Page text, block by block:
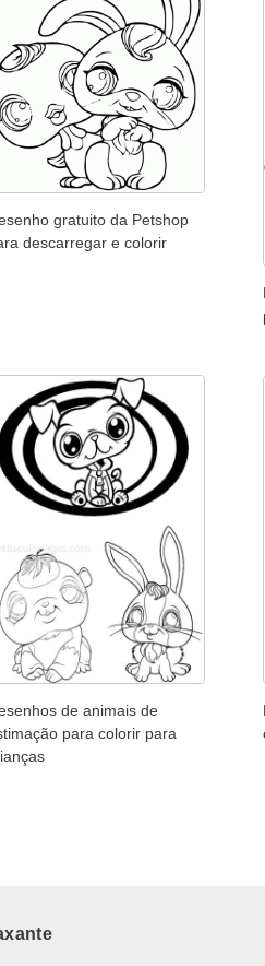
gratuito da Petshop
descarregar e colorir
de animais de
para colorir para